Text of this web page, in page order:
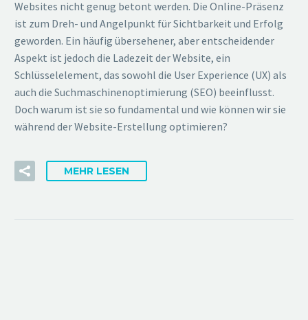
Websites nicht genug betont werden. Die Online-Präsenz
ist zum Dreh- und Angelpunkt für Sichtbarkeit und Erfolg
geworden. Ein häufig übersehener, aber entscheidender
Aspekt ist jedoch die Ladezeit der Website, ein
Schlüsselelement, das sowohl die User Experience (UX) als
auch die Suchmaschinenoptimierung (SEO) beeinflusst.
Doch warum ist sie so fundamental und wie können wir sie
während der Website-Erstellung optimieren?
MEHR LESEN